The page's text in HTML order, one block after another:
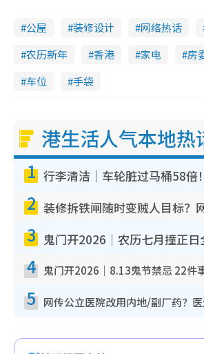
公屋 装修设计 网络热话
农历新年
香港 家电 房
车位
手袋
港生活人气本地热
1
2
3
4
5